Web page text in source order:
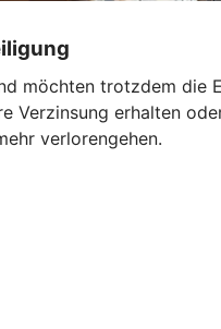
möchten trotzdem
Verzinsung erhalten
verlorengehen.